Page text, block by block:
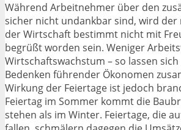
Während Arbeitnehmer über den
sicher nicht undankbar sind, wird der
der Wirtschaft bestimmt nicht mit
begrüßt worden sein. Weniger
Wirtschaftswachstum – so lassen
Bedenken führender Ökonomen
Wirkung der Feiertage ist jedoch
Feiertag im Sommer kommt die
stehen als im Winter. Feiertage, die